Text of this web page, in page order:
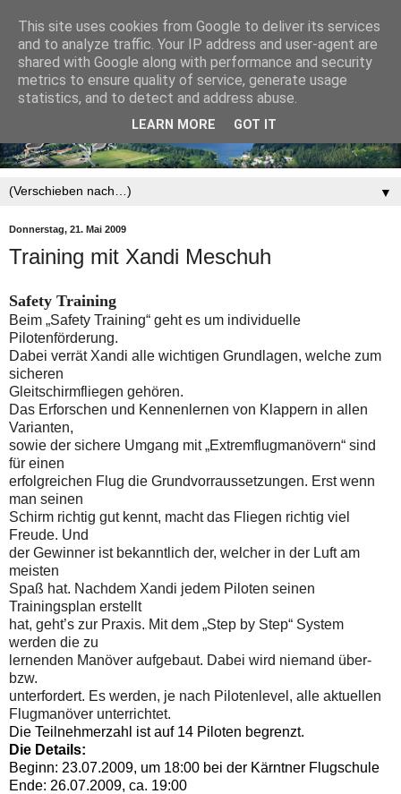
▼
Donnerstag, 21. Mai 2009
Training mit Xandi Meschuh
Safety Training
Beim „Safety Training“ geht es um individuelle
Pilotenförderung.
Dabei verrät Xandi alle wichtigen Grundlagen, welche zum
sicheren
Gleitschirmfliegen gehören.
Das Erforschen und Kennenlernen von Klappern in allen
Varianten,
sowie der sichere Umgang mit „Extremflugmanövern“ sind
für einen
erfolgreichen Flug die Grundvorraussetzungen. Erst wenn
man seinen
Schirm richtig gut kennt, macht das Fliegen richtig viel
Freude. Und
der Gewinner ist bekanntlich der, welcher in der Luft am
meisten
Spaß hat. Nachdem Xandi jedem Piloten seinen
Trainingsplan erstellt
hat, geht’s zur Praxis. Mit dem „Step by Step“ System
werden die zu
lernenden Manöver aufgebaut. Dabei wird niemand über-
bzw.
unterfordert. Es werden, je nach Pilotenlevel, alle aktuellen
Flugmanöver unterrichtet.
Die Teilnehmerzahl ist auf 14 Piloten begrenzt.
Die Details:
Beginn: 23.07.2009, um 18:00 bei der Kärntner Flugschule
Ende: 26.07.2009, ca. 19:00
This site uses cookies from Google to deliver its services
and to analyze traffic. Your IP address and user-agent are
shared with Google along with performance and security
metrics to ensure quality of service, generate usage
statistics, and to detect and address abuse.
LEARN MORE GOT IT